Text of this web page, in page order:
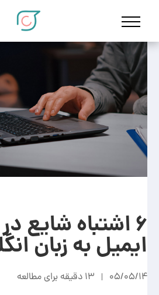
6 اشتباه شایع
ایمیل به زبان
05/05/14 13 دقیقه برای مطالعه